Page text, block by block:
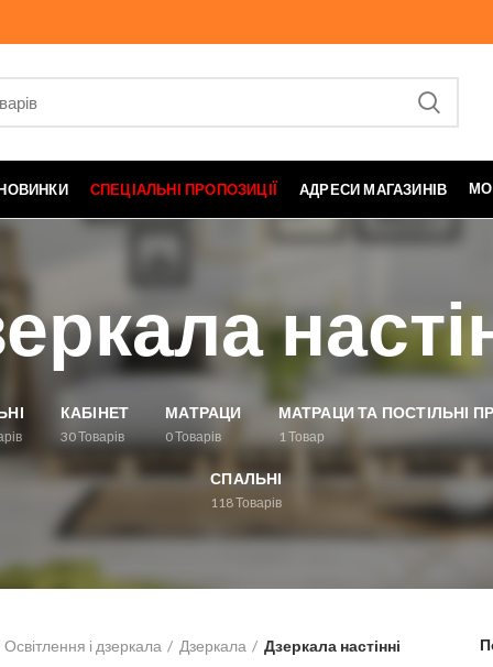
СПЕЦІАЛЬНІ ПРОПОЗИЦІЇ АДРЕСИ МАГАЗИНІВ
КАБІНЕТ
30Товарів
МАТРАЦИ
0Товарів
МАТРАЦИ ТА ПОСТІЛЬНІ
1Товар
СПАЛЬНІ
118Товарів
Освітлення і дзеркала Дзеркала Дзеркала настінні